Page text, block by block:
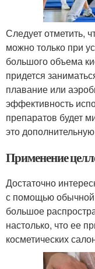
Следует отметить,
можно только при
большого объема
придется
плавание или
эффективность
препаратов будет
это
Применение
Достаточно
с помощью обычной
большое
настолько, что ее
косметических